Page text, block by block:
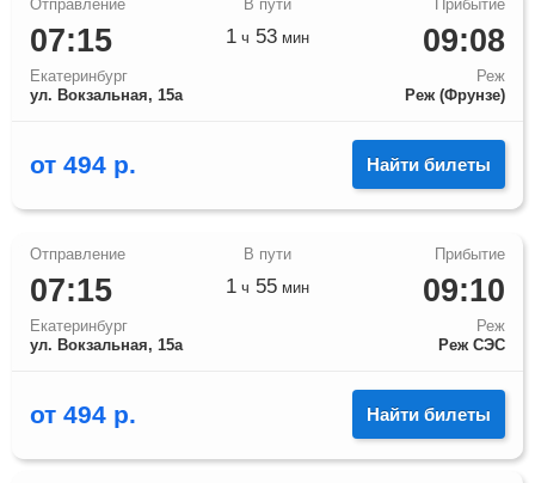
07:15
Екатеринбург
ул. Вокзальная, 15а
09:08
Реж
Реж (Фрунзе)
1 ч 53 мин
от 494 р. Найти билеты
07:15
Екатеринбург
ул. Вокзальная, 15а
09:10
Реж
Реж СЭС
1 ч 55 мин
от 494 р. Найти билеты